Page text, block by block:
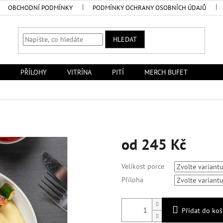
OBCHODNÍ PODMÍNKY PODMÍNKY OCHRANY OSOBNÍCH ÚDAJŮ
HLEDAT
PŘÍLOHY VITRÍNA PITÍ MERCH BUFET
od 245 Kč
cena:
Velikost porce
Příloha
Přidat do